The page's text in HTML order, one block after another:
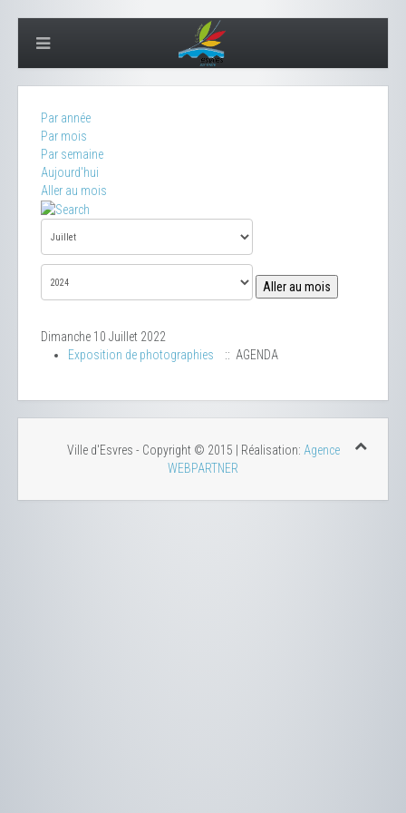
Par année
Par mois
Par semaine
Aujourd'hui
Aller au mois
Aller au mois
Dimanche 10 Juillet 2022
Exposition de photographies
:: AGENDA
Ville d'Esvres - Copyright © 2015 | Réalisation: Agence
WEBPARTNER